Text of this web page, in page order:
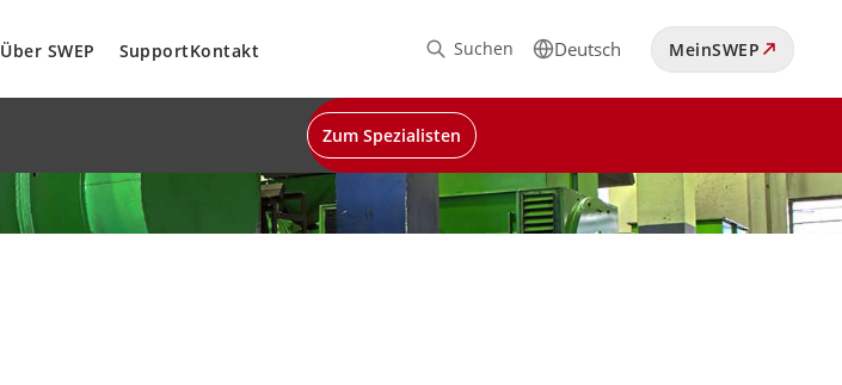
Über SWEP SupportKontakt Suchen Deutsch MeinSWEP
Zum Spezialisten